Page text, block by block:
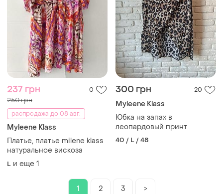
237 грн 0
250 грн
распродажа до 08 авг.
Myleene Klass
Платье, платье milene klass
натуральное вискоза
L и еще 1
300 грн 20
Myleene Klass
Юбка на запах в
леопардовый принт
40 / L / 48
1 2 3 >